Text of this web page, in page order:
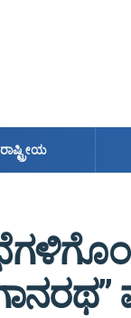
ರಾಷ್ಟ್ರೀಯ